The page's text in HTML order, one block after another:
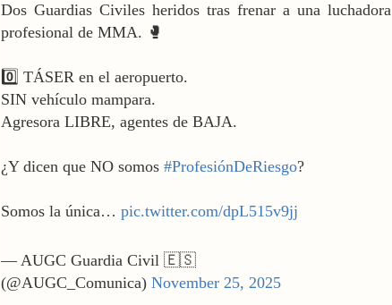
​Dos Guardias Civiles heridos tras frenar a una luchadora
profesional de MMA. 🥊
0️⃣ TÁSER en el aeropuerto.
SIN vehículo mampara.
Agresora LIBRE, agentes de BAJA.
​¿Y dicen que NO somos #ProfesiónDeRiesgo?
Somos la única… pic.twitter.com/dpL515v9jj
— AUGC Guardia Civil 🇪🇸
(@AUGC_Comunica) November 25, 2025